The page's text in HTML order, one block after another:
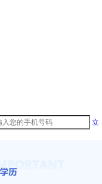
立